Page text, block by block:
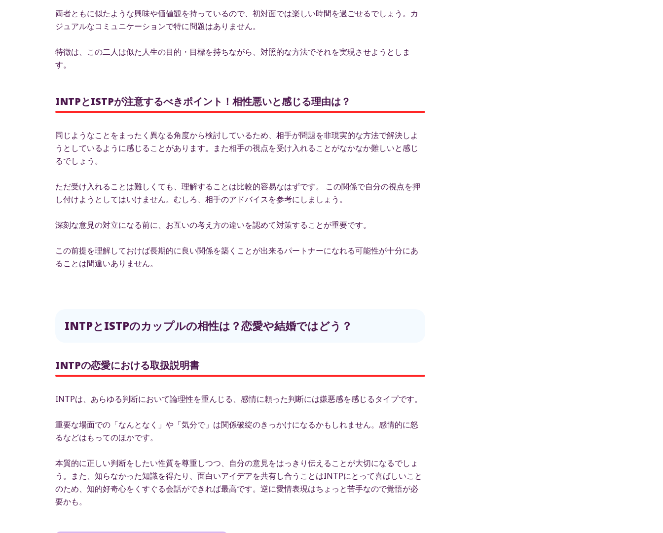
両者ともに似たような興味や価値観を持っているので、初対面では楽しい時間を過ごせるでしょう。カ
ジュアルなコミュニケーションで特に問題はありません。
特徴は、この二人は似た人生の目的・目標を持ちながら、対照的な方法でそれを実現させようとしま
す。
INTPとISTPが注意するべきポイント！相性悪いと感じる理由は？
同じようなことをまったく異なる角度から検討しているため、相手が問題を非現実的な方法で解決しよ
うとしているように感じることがあります。また相手の視点を受け入れることがなかなか難しいと感じ
るでしょう。
ただ受け入れることは難しくても、理解することは比較的容易なはずです。 この関係で自分の視点を押
し付けようとしてはいけません。むしろ、相手のアドバイスを参考にしましょう。
深刻な意見の対立になる前に、お互いの考え方の違いを認めて対策することが重要です。
この前提を理解しておけば長期的に良い関係を築くことが出来るパートナーになれる可能性が十分にあ
ることは間違いありません。
INTPとISTPのカップルの相性は？恋愛や結婚ではどう？
INTPの恋愛における取扱説明書
INTPは、あらゆる判断において論理性を重んじる、感情に頼った判断には嫌悪感を感じるタイプです。
重要な場面での「なんとなく」や「気分で」は関係破綻のきっかけになるかもしれません。感情的に怒
るなどはもってのほかです。
本質的に正しい判断をしたい性質を尊重しつつ、自分の意見をはっきり伝えることが大切になるでしょ
う。また、知らなかった知識を得たり、面白いアイデアを共有し合うことはINTPにとって喜ばしいこと
のため、知的好奇心をくすぐる会話ができれば最高です。逆に愛情表現はちょっと苦手なので覚悟が必
要かも。